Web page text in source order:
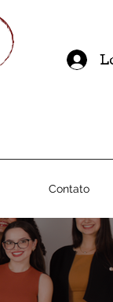
Contato